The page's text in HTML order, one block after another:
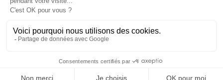
Politique de confidentialité